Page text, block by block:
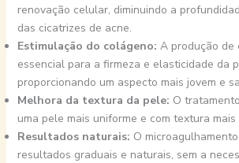
renovação celular, diminuindo a
das cicatrizes de acne.
Estimulação do colágeno: A produção de
essencial para a firmeza e elasticidade da
proporcionando um aspecto mais jovem e
Melhora da textura da pele: O
uma pele mais uniforme e com textura mais
Resultados naturais: O
resultados graduais e naturais, sem a